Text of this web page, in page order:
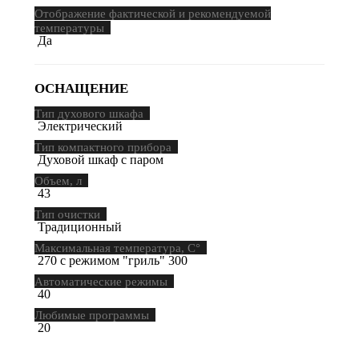
Отображение фактической и рекомендуемой
температуры
Да
ОСНАЩЕНИЕ
Тип духового шкафа
Электрический
Тип компактного прибора
Духовой шкаф с паром
Объем, л
43
Тип очистки
Традиционный
Максимальная температура, С°
270 с режимом "гриль" 300
Автоматические режимы
40
Любимые программы
20